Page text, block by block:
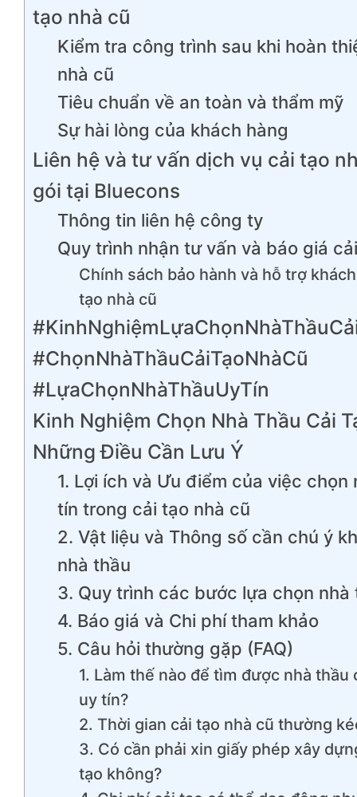
tạo nhà cũ
Kiểm tra công trình sau khi hoàn
nhà cũ
Tiêu chuẩn về an toàn và thẩm mỹ
Sự hài lòng của khách hàng
Liên hệ và tư vấn dịch vụ cải tạo
gói tại Bluecons
Thông tin liên hệ công ty
Quy trình nhận tư vấn và báo giá
Chính sách bảo hành và hỗ trợ
tạo nhà cũ
#ChọnNhàThầuCảiTạoNhàCũ
#LựaChọnNhàThầuUyTín
Kinh Nghiệm Chọn Nhà Thầu Cải
Những Điều Cần Lưu Ý
1. Lợi ích và Ưu điểm của việc chọn
tín trong cải tạo nhà cũ
2. Vật liệu và Thông số cần chú ý
nhà thầu
3. Quy trình các bước lựa chọn nhà
4. Báo giá và Chi phí tham khảo
5. Câu hỏi thường gặp (FAQ)
1. Làm thế nào để tìm được nhà thầu
uy tín?
2. Thời gian cải tạo nhà cũ thường
3. Có cần phải xin giấy phép xây
tạo không?